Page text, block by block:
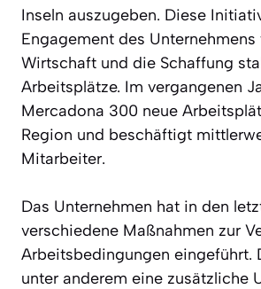
Inseln auszugeben. Diese
Engagement des
Wirtschaft und die Schaffung
Arbeitsplätze. Im vergangenen
Mercadona 300 neue
Region und beschäftigt
Mitarbeiter.
Das Unternehmen hat in den
verschiedene Maßnahmen zur
Arbeitsbedingungen eingeführt.
unter anderem eine zusätzliche